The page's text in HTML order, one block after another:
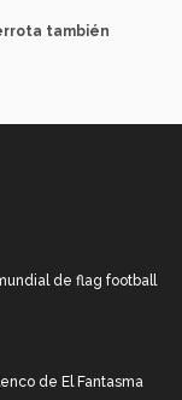
también
de flag football
de El Fantasma